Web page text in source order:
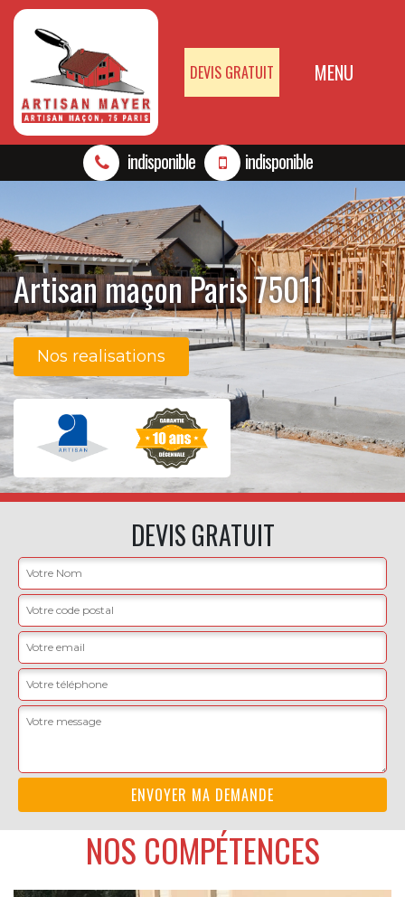
DEVIS GRATUIT MENU
indisponible indisponible
Artisan maçon Paris 75011
Nos realisations
DEVIS GRATUIT
NOS COMPÉTENCES